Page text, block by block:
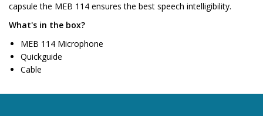
capsule the MEB 114 ensures the best speech intelligibility.
What's in the box?
MEB 114 Microphone
Quickguide
Cable